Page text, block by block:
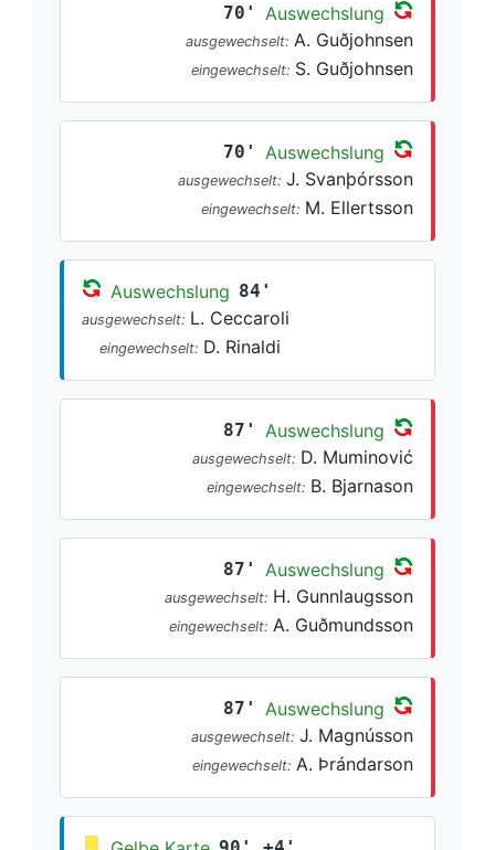
70' Auswechslung
ausgewechselt: A. Guðjohnsen
eingewechselt: S. Guðjohnsen
70' Auswechslung
ausgewechselt: J. Svanþórsson
eingewechselt: M. Ellertsson
Auswechslung 84'
ausgewechselt: L. Ceccaroli
eingewechselt: D. Rinaldi
87' Auswechslung
ausgewechselt: D. Muminović
eingewechselt: B. Bjarnason
87' Auswechslung
ausgewechselt: H. Gunnlaugsson
eingewechselt: A. Guðmundsson
87' Auswechslung
ausgewechselt: J. Magnússon
eingewechselt: A. Þrándarson